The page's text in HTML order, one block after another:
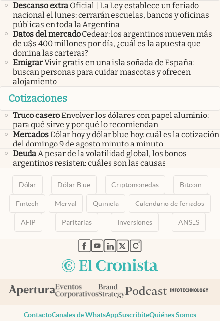
Descanso extra Oficial | La Ley establece un feriado
nacional el lunes: cerrarán escuelas, bancos y oficinas
públicas en toda la Argentina
Datos del mercado Cedear: los argentinos mueven más
de u$s 400 millones por día, ¿cuál es la apuesta que
domina las carteras?
EmigrarVivir gratis en una isla soñada de España:
buscan personas para cuidar mascotas y ofrecen
alojamiento
Cotizaciones
Truco caseroEnvolver los dólares con papel aluminio:
para qué sirve y por qué lo recomiendan
MercadosDólar hoy y dólar blue hoy: cuál es la cotización
del domingo 9 de agosto minuto a minuto
DeudaA pesar de la volatilidad global, los bonos
argentinos resisten: cuáles son las causas
Dólar Dólar Blue Criptomonedas Bitcoin
Fintech Merval Quiniela Calendario de feriados
AFIP Paritarias Inversiones ANSES
abre en nueva pestaña
abre en nueva pestaña
abre en nueva pestaña
abre en nueva pestaña
abre en nueva pestaña
ContactoCanales de WhatsAppSuscribiteQuiénes Somos